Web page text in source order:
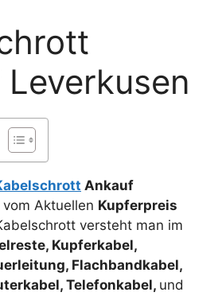
Ankauf
vom Aktuellen Kupferpreis
versteht man im
Kupferkabel,
Flachbandkabel,
Telefonkabel, und